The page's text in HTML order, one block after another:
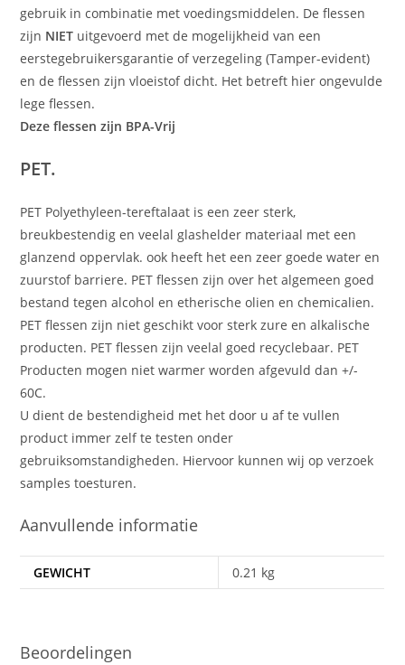
gebruik in combinatie met voedingsmiddelen. De flessen
zijn NIET uitgevoerd met de mogelijkheid van een
eerstegebruikersgarantie of verzegeling (Tamper-evident)
en de flessen zijn vloeistof dicht. Het betreft hier ongevulde
lege flessen.
Deze flessen zijn BPA-Vrij
PET.
PET Polyethyleen-tereftalaat is een zeer sterk,
breukbestendig en veelal glashelder materiaal met een
glanzend oppervlak. ook heeft het een zeer goede water en
zuurstof barriere. PET flessen zijn over het algemeen goed
bestand tegen alcohol en etherische olien en chemicalien.
PET flessen zijn niet geschikt voor sterk zure en alkalische
producten. PET flessen zijn veelal goed recyclebaar. PET
Producten mogen niet warmer worden afgevuld dan +/-
60C.
U dient de bestendigheid met het door u af te vullen
product immer zelf te testen onder
gebruiksomstandigheden. Hiervoor kunnen wij op verzoek
samples toesturen.
Aanvullende informatie
GEWICHT 0.21 kg
Beoordelingen